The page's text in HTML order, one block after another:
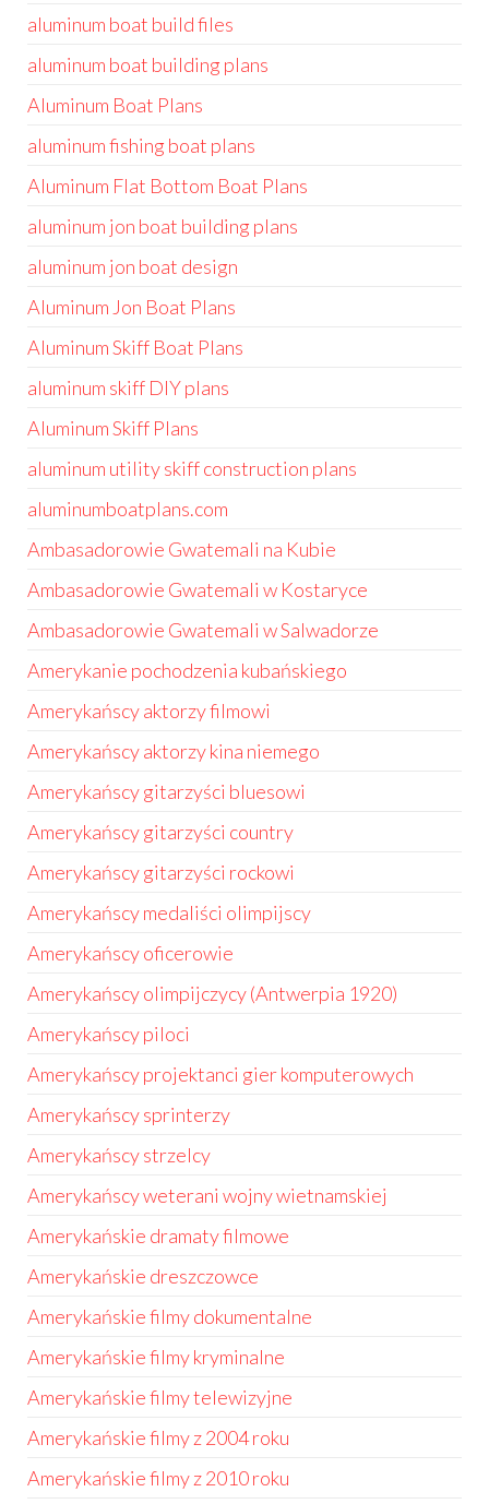
aluminum boat build files
aluminum boat building plans
Aluminum Boat Plans
aluminum fishing boat plans
Aluminum Flat Bottom Boat Plans
aluminum jon boat building plans
aluminum jon boat design
Aluminum Jon Boat Plans
Aluminum Skiff Boat Plans
aluminum skiff DIY plans
Aluminum Skiff Plans
aluminum utility skiff construction plans
aluminumboatplans.com
Ambasadorowie Gwatemali na Kubie
Ambasadorowie Gwatemali w Kostaryce
Ambasadorowie Gwatemali w Salwadorze
Amerykanie pochodzenia kubańskiego
Amerykańscy aktorzy filmowi
Amerykańscy aktorzy kina niemego
Amerykańscy gitarzyści bluesowi
Amerykańscy gitarzyści country
Amerykańscy gitarzyści rockowi
Amerykańscy medaliści olimpijscy
Amerykańscy oficerowie
Amerykańscy olimpijczycy (Antwerpia 1920)
Amerykańscy piloci
Amerykańscy projektanci gier komputerowych
Amerykańscy sprinterzy
Amerykańscy strzelcy
Amerykańscy weterani wojny wietnamskiej
Amerykańskie dramaty filmowe
Amerykańskie dreszczowce
Amerykańskie filmy dokumentalne
Amerykańskie filmy kryminalne
Amerykańskie filmy telewizyjne
Amerykańskie filmy z 2004 roku
Amerykańskie filmy z 2010 roku